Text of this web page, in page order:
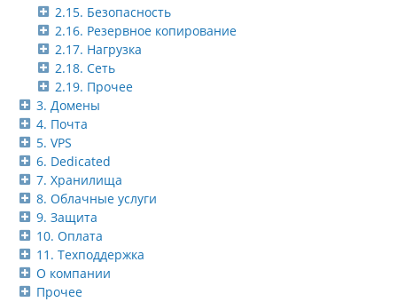
2.15. Безопасность
2.16. Резервное копирование
2.17. Нагрузка
2.18. Сеть
2.19. Прочее
3. Домены
4. Почта
5. VPS
6. Dedicated
7. Хранилища
8. Облачные услуги
9. Защита
10. Оплата
11. Техподдержка
О компании
Прочее